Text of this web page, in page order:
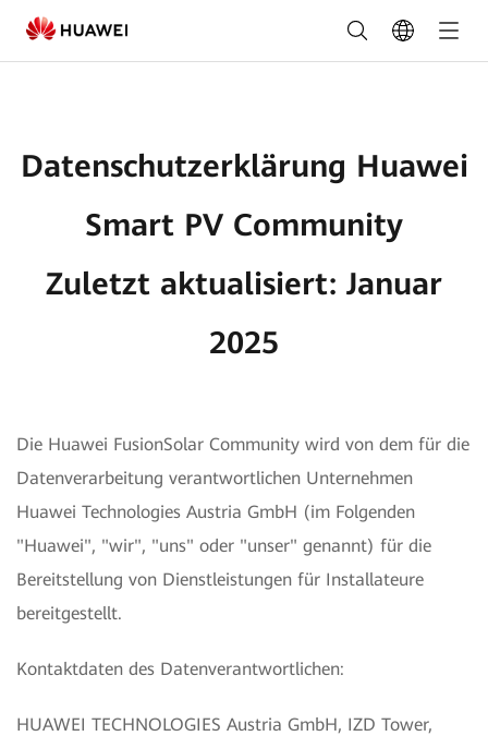
Datenschutzerklärung
Huawei
PV
Community
Zuletzt
aktualisiert:
Datenschutzerklärung Huawei
Smart PV Community
Zuletzt aktualisiert: Januar
2025
Die Huawei FusionSolar Community wird von dem für die
Datenverarbeitung verantwortlichen Unternehmen
Huawei Technologies Austria GmbH (im Folgenden
"Huawei", "wir", "uns" oder "unser" genannt) für die
Bereitstellung von Dienstleistungen für Installateure
bereitgestellt.
Kontaktdaten des Datenverantwortlichen:
HUAWEI TECHNOLOGIES Austria GmbH, IZD Tower,